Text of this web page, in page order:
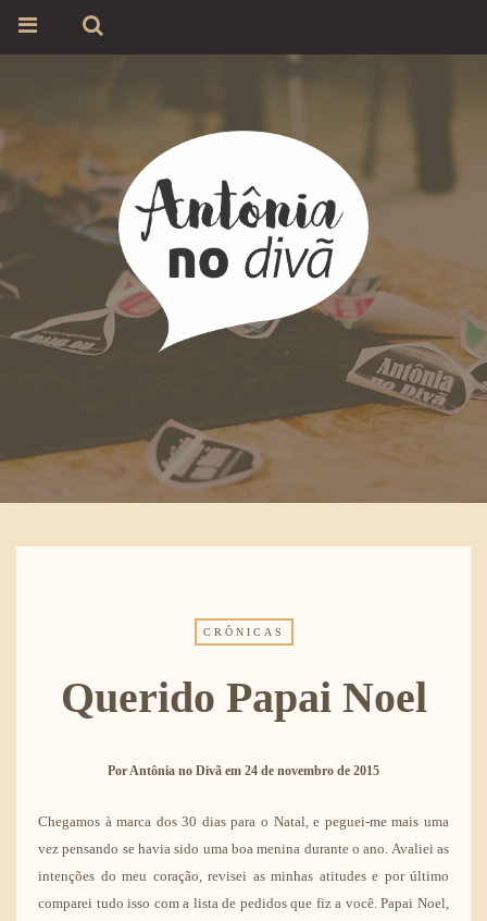
CRÔNICAS
Querido Papai Noel
PorAntônia no Divã em 24 de novembro de 2015
Chegamos à marca dos 30 dias para o Natal, e peguei-me mais uma
vez pensando se havia sido uma boa menina durante o ano. Avaliei as
intenções do meu coração, revisei as minhas atitudes e por último
comparei tudo isso com a lista de pedidos que fiz a você. Papai Noel,